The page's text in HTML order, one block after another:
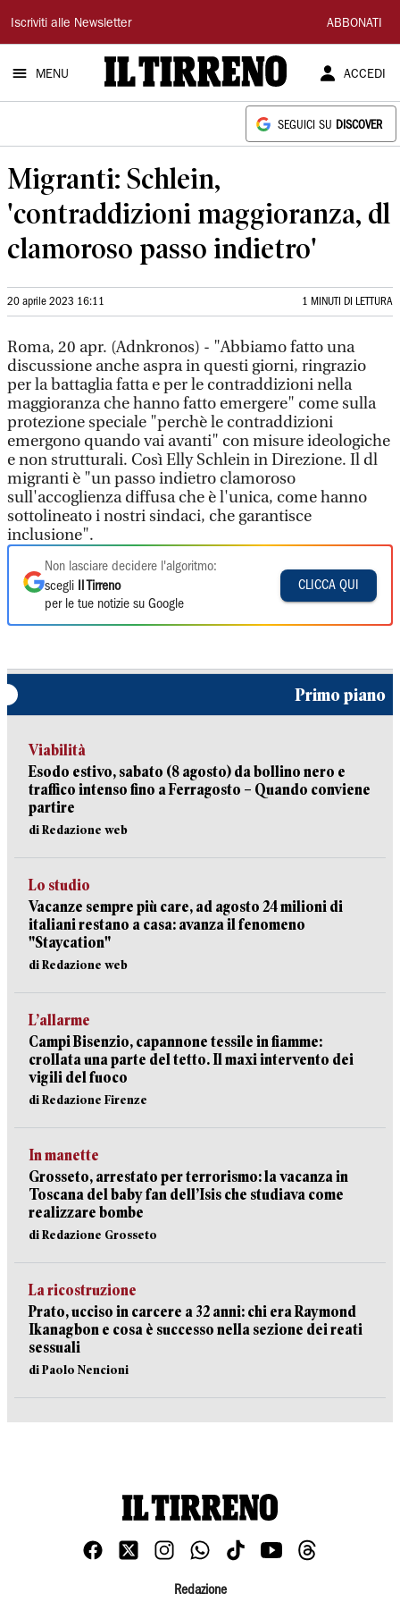
Il
Tirreno
Iscriviti alle Newsletter ABBONATI
MENU ACCEDI
SEGUICI SU DISCOVER
Migranti: Schlein,
'contraddizioni maggioranza, dl
clamoroso passo indietro'
20 aprile 2023 16:11 1 MINUTI DI LETTURA
Roma, 20 apr. (Adnkronos) - "Abbiamo fatto una
discussione anche aspra in questi giorni, ringrazio
per la battaglia fatta e per le contraddizioni nella
maggioranza che hanno fatto emergere" come sulla
protezione speciale "perchè le contraddizioni
emergono quando vai avanti" con misure ideologiche
e non strutturali. Così Elly Schlein in Direzione. Il dl
migranti è "un passo indietro clamoroso
sull'accoglienza diffusa che è l'unica, come hanno
sottolineato i nostri sindaci, che garantisce
inclusione".
Non lasciare decidere l'algoritmo:
scegli
Il Tirreno
per le tue notizie su Google
CLICCA QUI
Primo piano
Viabilità
Esodo estivo, sabato (8 agosto) da bollino nero e
traffico intenso fino a Ferragosto – Quando conviene
partire
di Redazione web
Lo studio
Vacanze sempre più care, ad agosto 24 milioni di
italiani restano a casa: avanza il fenomeno
"Staycation"
di Redazione web
L’allarme
Campi Bisenzio, capannone tessile in fiamme:
crollata una parte del tetto. Il maxi intervento dei
vigili del fuoco
di Redazione Firenze
In manette
Grosseto, arrestato per terrorismo: la vacanza in
Toscana del baby fan dell’Isis che studiava come
realizzare bombe
di Redazione Grosseto
La ricostruzione
Prato, ucciso in carcere a 32 anni: chi era Raymond
Ikanagbon e cosa è successo nella sezione dei reati
sessuali
di Paolo Nencioni
Redazione